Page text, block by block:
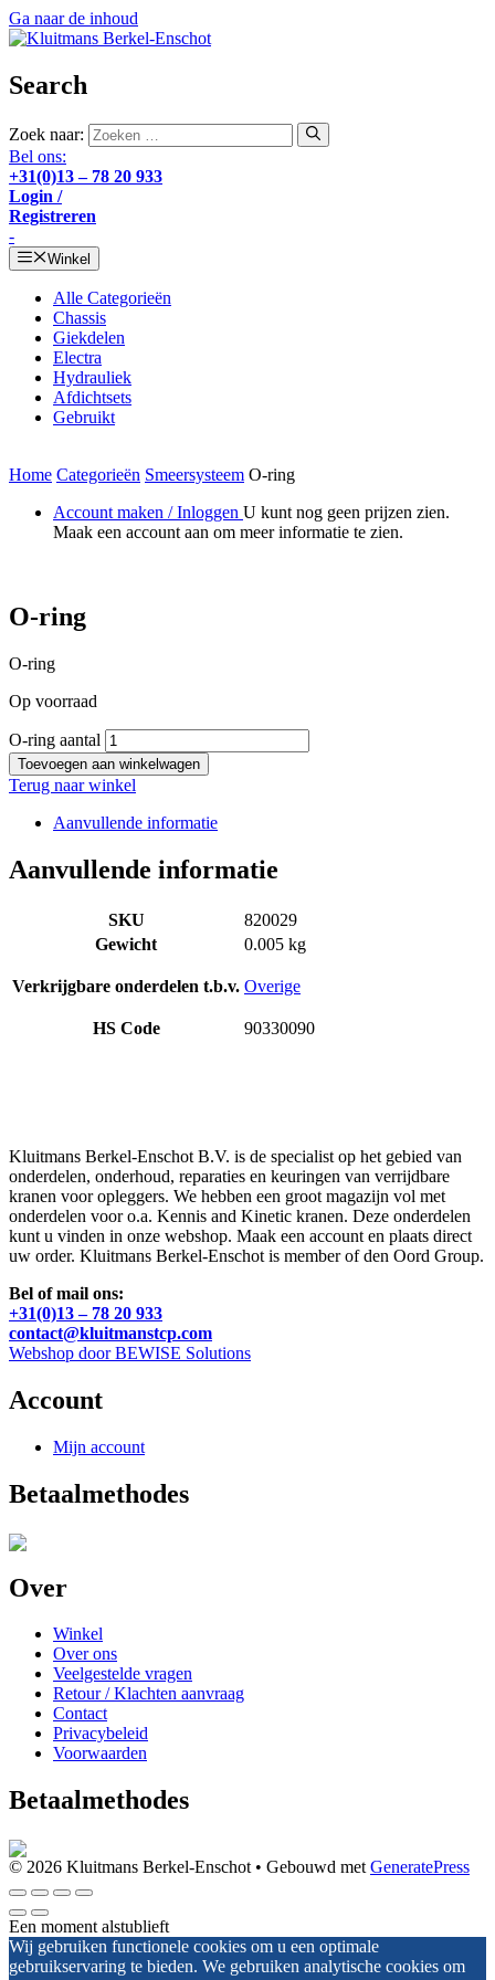
Ga naar de inhoud
Search
Zoek naar:
Bel ons:
+31(0)13 – 78 20 933
Login /
Registreren
-
Winkel
Alle Categorieën
Chassis
Giekdelen
Electra
Hydrauliek
Afdichtsets
Gebruikt
Home Categorieën Smeersysteem O-ring
Account maken / Inloggen U kunt nog geen prijzen zien.
Maak een account aan om meer informatie te zien.
O-ring
O-ring
Op voorraad
O-ring aantal
Toevoegen aan winkelwagen
Terug naar winkel
Aanvullende informatie
Aanvullende informatie
SKU
820029
Gewicht
0.005 kg
Verkrijgbare onderdelen t.b.v. Overige
HS Code 90330090
Kluitmans Berkel-Enschot B.V. is de specialist op het gebied van
onderdelen, onderhoud, reparaties en keuringen van verrijdbare
kranen voor opleggers. We hebben een groot magazijn vol met
onderdelen voor o.a. Kennis and Kinetic kranen. Deze onderdelen
kunt u vinden in onze webshop. Maak een account en plaats direct
uw order. Kluitmans Berkel-Enschot is member of den Oord Group.
Bel of mail ons:
+31(0)13 – 78 20 933
contact@kluitmanstcp.com
Webshop door BEWISE Solutions
Account
Mijn account
Betaalmethodes
Over
Winkel
Over ons
Veelgestelde vragen
Retour / Klachten aanvraag
Contact
Privacybeleid
Voorwaarden
Betaalmethodes
© 2026 Kluitmans Berkel-Enschot • Gebouwd met GeneratePress
Een moment alstublieft
Wij gebruiken functionele cookies om u een optimale
gebruikservaring te bieden. We gebruiken analytische cookies om